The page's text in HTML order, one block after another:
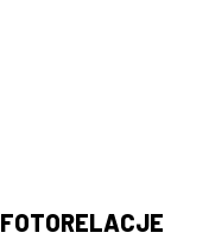
FOTORELACJE